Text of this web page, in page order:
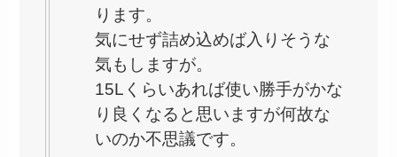
ります。
気にせず詰め込めば入りそうな
気もしますが。
15Lくらいあれば使い勝手がかな
り良くなると思いますが何故な
いのか不思議です。